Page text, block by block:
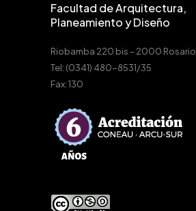
Facultad de Arquitectura,
Planeamiento y Diseño
Riobamba 220 bis – 2000 Rosario
Tel: (0341) 480-8531/35
Fax: 130